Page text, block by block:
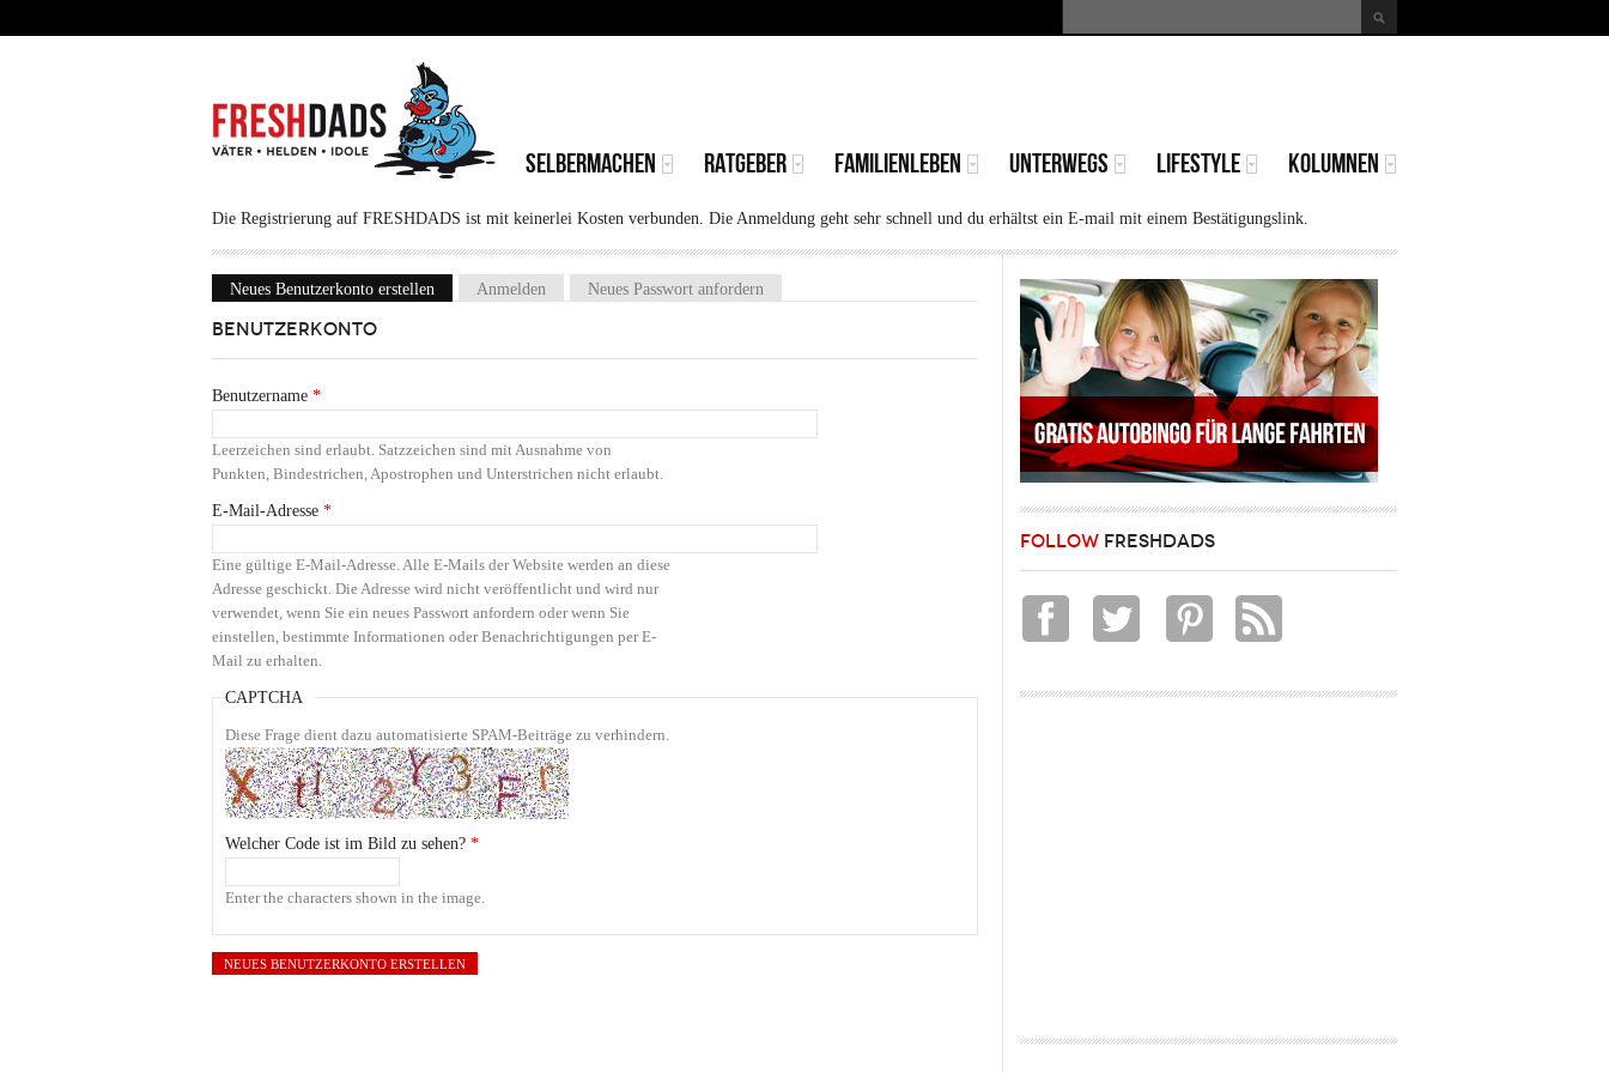
Suchformular
MAINMENU
SELBERMACHEN RATGEBER FAMILIENLEBEN UNTERWEGS LIFESTYLE KOLUMNEN
Die Registrierung auf FRESHDADS ist mit keinerlei Kosten verbunden. Die Anmeldung geht sehr schnell und du erhältst ein E-mail mit einem Bestätigungslink.
Haupt-Reiter
Neues Benutzerkonto erstellen (aktiver Reiter)
Anmelden Neues Passwort anfordern
BENUTZERKONTO
Benutzername *
Leerzeichen sind erlaubt. Satzzeichen sind mit Ausnahme von
Punkten, Bindestrichen, Apostrophen und Unterstrichen nicht erlaubt.
E-Mail-Adresse *
Eine gültige E-Mail-Adresse. Alle E-Mails der Website werden an diese
Adresse geschickt. Die Adresse wird nicht veröffentlicht und wird nur
verwendet, wenn Sie ein neues Passwort anfordern oder wenn Sie
einstellen, bestimmte Informationen oder Benachrichtigungen per E-
Mail zu erhalten.
CAPTCHA
Diese Frage dient dazu automatisierte SPAM-Beiträge zu verhindern.
Welcher Code ist im Bild zu sehen? *
Enter the characters shown in the image.
FOLLOW FRESHDADS